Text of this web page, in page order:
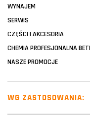
WYNAJEM
SERWIS
CZĘŚCI I AKCESORIA
CHEMIA PROFESJONALNA
NASZE PROMOCJE
WG ZASTOSOWANIA: